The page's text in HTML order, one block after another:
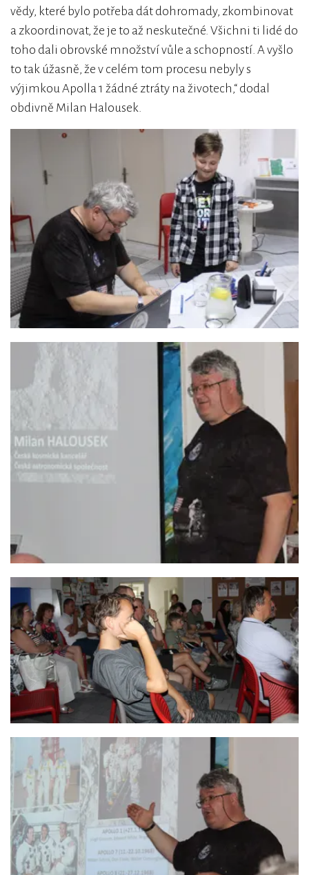
vědy, které bylo potřeba dát dohromady, zkombinovat
a zkoordinovat, že je to až neskutečné. Všichni ti lidé do
toho dali obrovské množství vůle a schopností. A vyšlo
to tak úžasně, že v celém tom procesu nebyly s
výjimkou Apolla 1 žádné ztráty na životech,“ dodal
obdivně Milan Halousek.